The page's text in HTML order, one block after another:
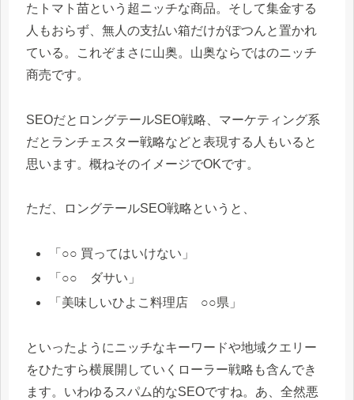
たトマト苗という超ニッチな商品。そして集金する
人もおらず、無人の支払い箱だけがぽつんと置かれ
ている。これぞまさに山奥。山奥ならではのニッチ
商売です。
SEOだとロングテールSEO戦略、マーケティング系
だとランチェスター戦略などと表現する人もいると
思います。概ねそのイメージでOKです。
ただ、ロングテールSEO戦略というと、
「○○ 買ってはいけない」
「○○ ダサい」
「美味しいひよこ料理店 ○○県」
といったようにニッチなキーワードや地域クエリー
をひたすら横展開していくローラー戦略も含んでき
ます。いわゆるスパム的なSEOですね。あ、全然悪